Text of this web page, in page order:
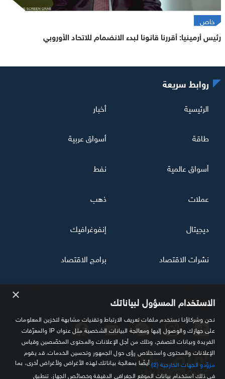
خاص
رئيس أرمينيا: أقررنا قانونا لبدء الانضمام للاتحاد الأوروبي
تابعنا
روابط سريعة
الرئيسية أخبار
طاقة أسواق عربية
أسواق عالمية نفط
عملات ذهب
ديجيتال إنفوغرافيك
نشرات الاقتصاد برامج الاقتصاد
× الاستخدام المسؤول لبياناتك
نحن وشركاؤنا نستخدم ملفات تعريف الارتباط وتقنيات مشابهة لتخزين المعلومات
على جهازك والوصول إليها ومعالجة البيانات الشخصية مثل عنوان IP والمعرّفات
الفريدة وبيانات التصفح، وذلك من أجل الإعلانات والمحتوى المخصّصين وقياس
الإعلانات والمحتوى واستخلاص رؤى حول الجمهور وتحسين الخدمات. قد يقوم
مزوّدو الجهات الخارجية (2)
أيضًا بمعالجة بياناتك لهذه الأغراض ولأغراض أخرى، بما
في ذلك استخدام بيانات الموقع الجغرافي الدقيقة وخصائص الجهاز. تنطبق